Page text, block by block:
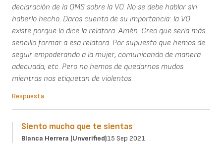
declaración de la OMS sobre la VO. No se debe hablar sin
haberlo hecho. Daros cuenta de su importancia: la VO
existe porque lo dice la relatora. Amén. Creo que sería más
sencillo formar a esa relatora. Por supuesto que hemos de
seguir empoderando a la mujer, comunicando de manera
adecuada, etc. Pero no hemos de quedarnos mudos
mientras nos etiquetan de violentos.
Respuesta
Siento mucho que te sientas
Blanca Herrera (unverified)15 Sep 2021